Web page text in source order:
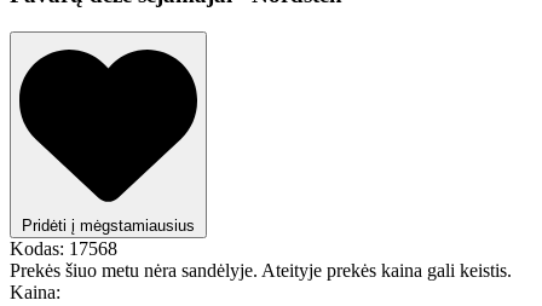
Pridėti į mėgstamiausius
Kodas: 17568
Prekės šiuo metu nėra sandėlyje. Ateityje prekės kaina gali keistis.
Kaina: